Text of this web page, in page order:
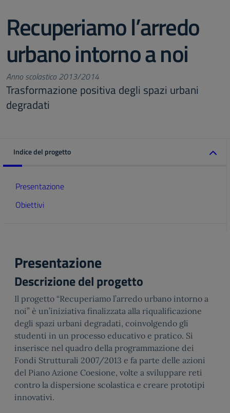
Recuperiamo l’arredo
urbano intorno a noi
Anno scolastico 2013/2014
Trasformazione positiva degli spazi urbani
degradati
Indice del progetto
Presentazione
Obiettivi
Presentazione
Descrizione del progetto
Il progetto “Recuperiamo l’arredo urbano intorno a
noi” è un’iniziativa finalizzata alla riqualificazione
degli spazi urbani degradati, coinvolgendo gli
studenti in un processo educativo e pratico. Si
inserisce nel quadro della programmazione dei
Fondi Strutturali 2007/2013 e fa parte delle azioni
del Piano Azione Coesione, volte a sviluppare reti
contro la dispersione scolastica e creare prototipi
innovativi.